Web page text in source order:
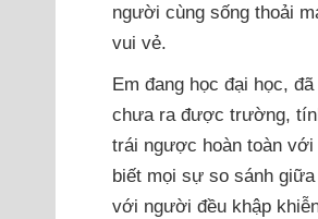
người cùng sống thoải
vui vẻ.
Em đang học đại học, đã
chưa ra được trường,
trái ngược hoàn toàn với
biết mọi sự so sánh
với người đều khập